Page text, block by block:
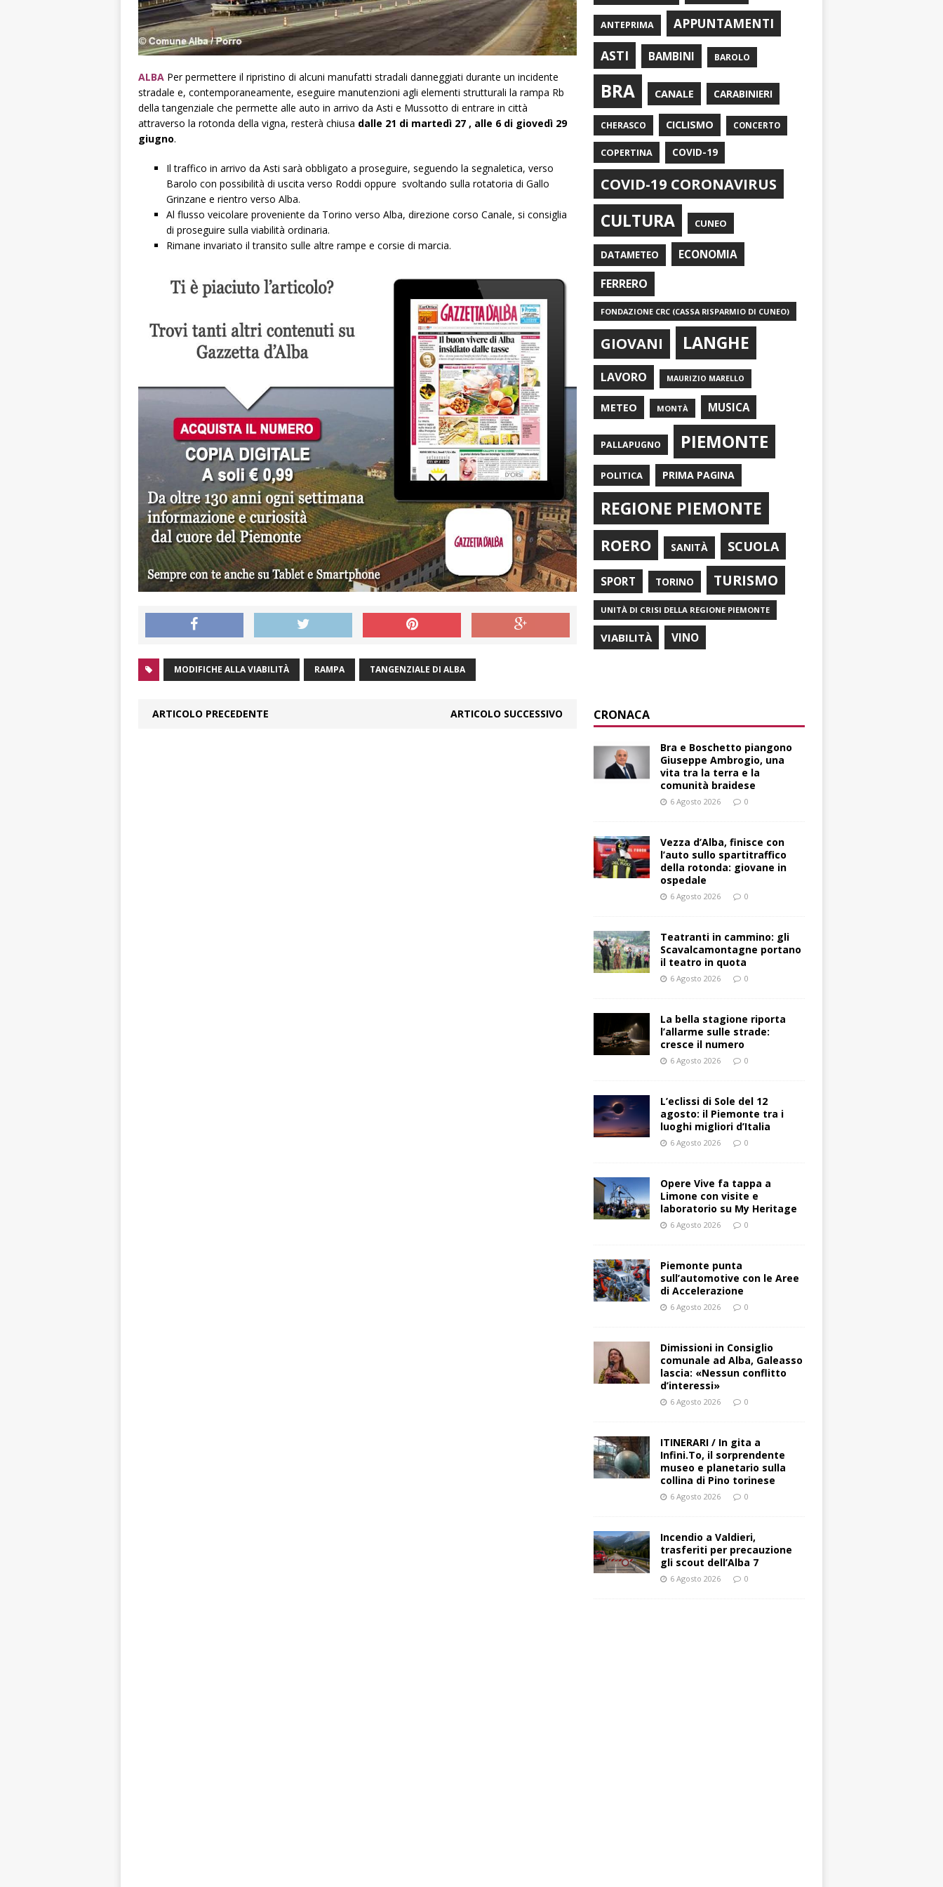
ALBA Per permettere il ripristino di alcuni manufatti stradali danneggiati durante un incidente
stradale e, contemporaneamente, eseguire manutenzioni agli elementi strutturali la rampa Rb
della tangenziale che permette alle auto in arrivo da Asti e Mussotto di entrare in città
attraverso la rotonda della vigna, resterà chiusa dalle 21 di martedì 27 , alle 6 di giovedì 29
giugno.
Il traffico in arrivo da Asti sarà obbligato a proseguire, seguendo la segnaletica, verso
Barolo con possibilità di uscita verso Roddi oppure svoltando sulla rotatoria di Gallo
Grinzane e rientro verso Alba.
Al flusso veicolare proveniente da Torino verso Alba, direzione corso Canale, si consiglia
di proseguire sulla viabilità ordinaria.
Rimane invariato il transito sulle altre rampe e corsie di marcia.
MODIFICHE ALLA VIABILITÀ RAMPA TANGENZIALE DI ALBA
ARTICOLO PRECEDENTE ARTICOLO SUCCESSIVO
ANTEPRIMA
APPUNTAMENTI
ASTI
BAMBINI BAROLO
BRA CANALE CARABINIERI
CHERASCO CICLISMO CONCERTO
COPERTINA COVID-19
COVID-19 CORONAVIRUS
CULTURA CUNEO
DATAMETEO ECONOMIA
FERRERO
FONDAZIONE CRC (CASSA RISPARMIO DI CUNEO)
GIOVANI LANGHE
LAVORO MAURIZIO MARELLO
METEO MONTÀ MUSICA
PALLAPUGNO PIEMONTE
POLITICA PRIMA PAGINA
REGIONE PIEMONTE
ROERO SANITÀ SCUOLA
SPORT TORINO TURISMO
UNITÀ DI CRISI DELLA REGIONE PIEMONTE
VIABILITÀ VINO
CRONACA
Bra e Boschetto piangono
Giuseppe Ambrogio, una
vita tra la terra e la
comunità braidese
6 Agosto 2026 0
Vezza d’Alba, finisce con
l’auto sullo spartitraffico
della rotonda: giovane in
ospedale
6 Agosto 2026 0
Teatranti in cammino: gli
Scavalcamontagne portano
il teatro in quota
6 Agosto 2026 0
La bella stagione riporta
l’allarme sulle strade:
cresce il numero
6 Agosto 2026 0
L’eclissi di Sole del 12
agosto: il Piemonte tra i
luoghi migliori d’Italia
6 Agosto 2026 0
Opere Vive fa tappa a
Limone con visite e
laboratorio su My Heritage
6 Agosto 2026 0
Piemonte punta
sull’automotive con le Aree
di Accelerazione
6 Agosto 2026 0
Dimissioni in Consiglio
comunale ad Alba, Galeasso
lascia: «Nessun conflitto
d’interessi»
6 Agosto 2026 0
ITINERARI / In gita a
Infini.To, il sorprendente
museo e planetario sulla
collina di Pino torinese
6 Agosto 2026 0
Incendio a Valdieri,
trasferiti per precauzione
gli scout dell’Alba 7
6 Agosto 2026 0